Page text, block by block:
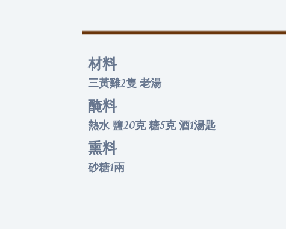
材料
三黃雞2隻 老湯
醃料
熱水 鹽20克 糖5克 酒1湯匙
熏料
砂糖1兩